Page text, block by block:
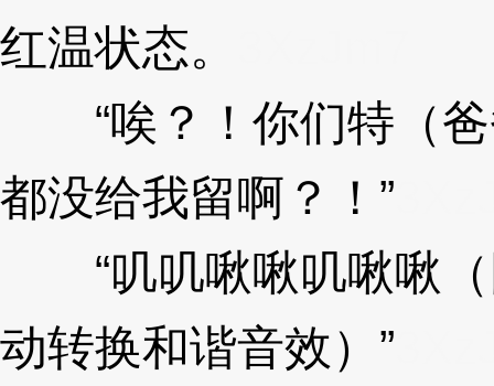
红温状态。
“唉？！你们特（爸
都没给我留啊？！”
“叽叽啾啾叽啾啾（
动转换和谐音效）”